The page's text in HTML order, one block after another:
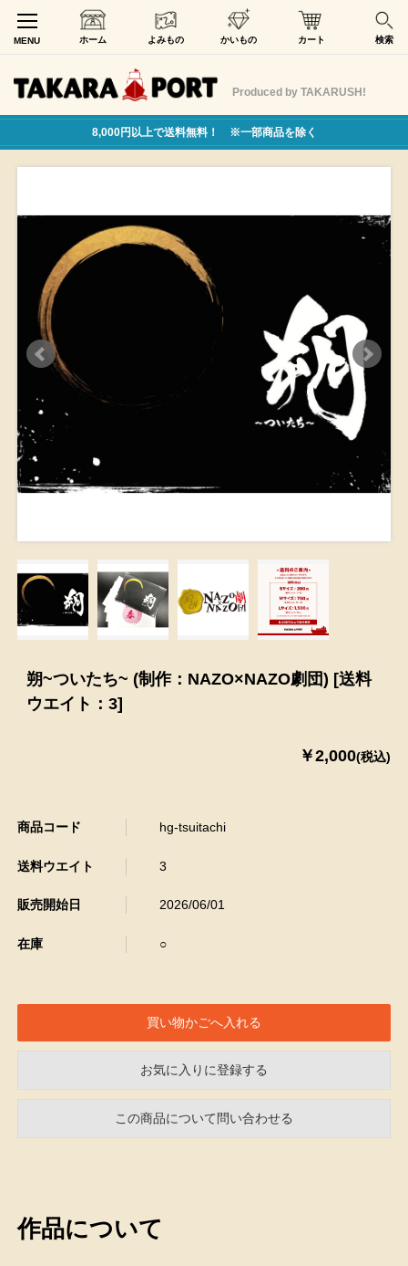
MENU ホーム よみもの かいもの カート 検索
Produced by TAKARUSH!
8,000円以上で送料無料！ ※一部商品を除く
朔~ついたち~ (制作：NAZO×NAZO劇団) [送料
ウエイト：3]
￥2,000(税込)
商品コード hg-tsuitachi
送料ウエイト 3
販売開始日 2026/06/01
在庫 ○
お気に入りに登録する
この商品について問い合わせる
作品について